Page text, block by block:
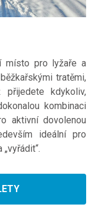
místo pro lyžaře a
tratěmi,
kdykoliv,
kombinaci
aktivní dovolenou
ideální pro